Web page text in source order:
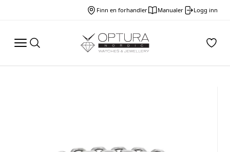
Finn en forhandler Manualer Logg inn